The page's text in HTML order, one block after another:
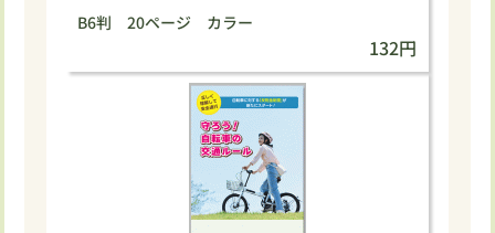
B6判 20ページ カラー
132円